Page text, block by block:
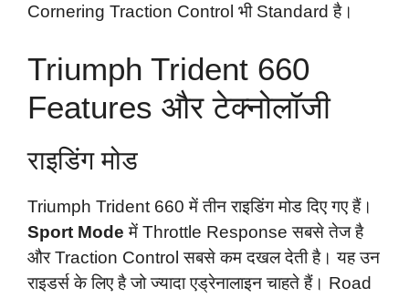
Cornering Traction Control भी Standard है।
Triumph Trident 660
Features और टेक्नोलॉजी
राइडिंग मोड
Triumph Trident 660 में तीन राइडिंग मोड दिए गए हैं।
Sport Mode में Throttle Response सबसे तेज है
और Traction Control सबसे कम दखल देती है। यह उन
राइडर्स के लिए है जो ज्यादा एड्रेनालाइन चाहते हैं। Road